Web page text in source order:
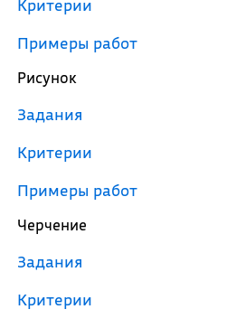
Критерии
Примеры работ
Рисунок
Задания
Критерии
Примеры работ
Черчение
Задания
Критерии